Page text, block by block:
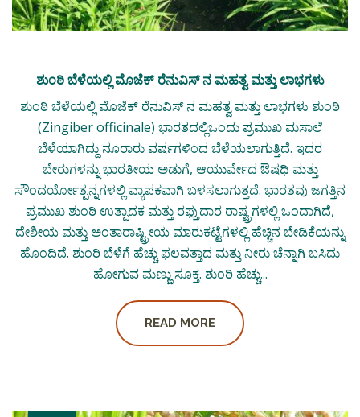
ಶುಂಠಿ ಬೆಳೆಯಲ್ಲಿ ಮೊಜೆಕ್ ರೆನುವಿಸ್ ನ ಮಹತ್ವ ಮತ್ತು ಲಾಭಗಳು
ಶುಂಠಿ ಬೆಳೆಯಲ್ಲಿ ಮೊಜೆಕ್ ರೆನುವಿಸ್ ನ ಮಹತ್ವ ಮತ್ತು ಲಾಭಗಳು ಶುಂಠಿ
(Zingiber officinale) ಭಾರತದಲ್ಲಿಒಂದು ಪ್ರಮುಖ ಮಸಾಲೆ
ಬೆಳೆಯಾಗಿದ್ದು ನೂರಾರು ವರ್ಷಗಳಿಂದ ಬೆಳೆಯಲಾಗುತ್ತಿದೆ. ಇದರ
ಬೇರುಗಳನ್ನು ಭಾರತೀಯ ಅಡುಗೆ, ಆಯುರ್ವೇದ ಔಷಧಿ ಮತ್ತು
ಸೌಂದರ್ಯೋತ್ಪನ್ನಗಳಲ್ಲಿ ವ್ಯಾಪಕವಾಗಿ ಬಳಸಲಾಗುತ್ತದೆ. ಭಾರತವು ಜಗತ್ತಿನ
ಪ್ರಮುಖ ಶುಂಠಿ ಉತ್ಪಾದಕ ಮತ್ತು ರಫ್ತುದಾರ ರಾಷ್ಟ್ರಗಳಲ್ಲಿ ಒಂದಾಗಿದೆ,
ದೇಶೀಯ ಮತ್ತು ಅಂತಾರಾಷ್ಟ್ರೀಯ ಮಾರುಕಟ್ಟೆಗಳಲ್ಲಿ ಹೆಚ್ಚಿನ ಬೇಡಿಕೆಯನ್ನು
ಹೊಂದಿದೆ. ಶುಂಠಿ ಬೆಳೆಗೆ ಹೆಚ್ಚು ಫಲವತ್ತಾದ ಮತ್ತು ನೀರು ಚೆನ್ನಾಗಿ ಬಸಿದು
ಹೋಗುವ ಮಣ್ಣು ಸೂಕ್ತ. ಶುಂಠಿ ಹೆಚ್ಚು...
READ MORE